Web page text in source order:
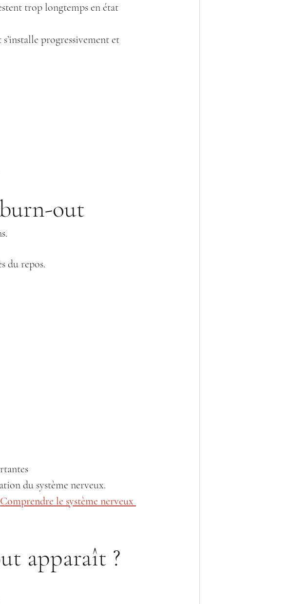
trop longtemps en état
progressivement et
out
du repos.
du système nerveux.
Comprendre le système nerveux
apparaît ?